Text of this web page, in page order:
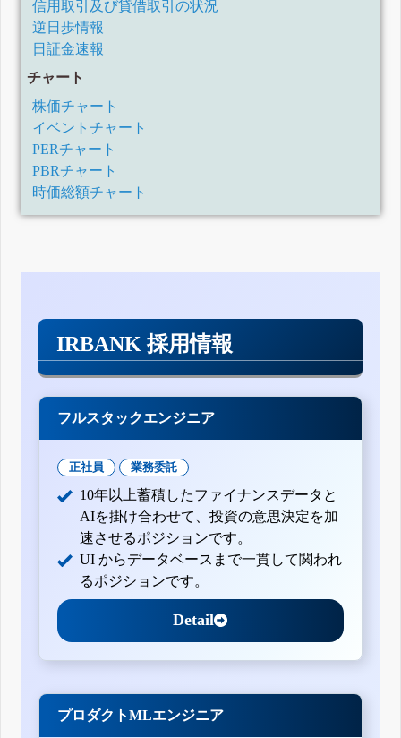
信用取引及び貸借取引の状況
逆日歩情報
日証金速報
チャート
株価チャート
イベントチャート
PERチャート
PBRチャート
時価総額チャート
IRBANK 採用情報
フルスタックエンジニア
正社員 業務委託
10年以上蓄積したファイナンスデータと
AIを掛け合わせて、投資の意思決定を加
速させるポジションです。
UI からデータベースまで一貫して関われ
るポジションです。
Detail
プロダクトMLエンジニア